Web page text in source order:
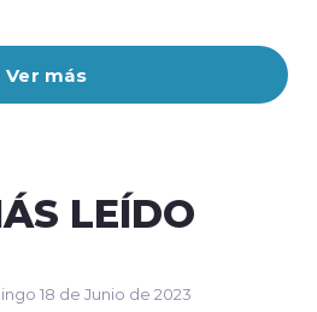
Ver más
LEÍDO
18 de Junio de 2023